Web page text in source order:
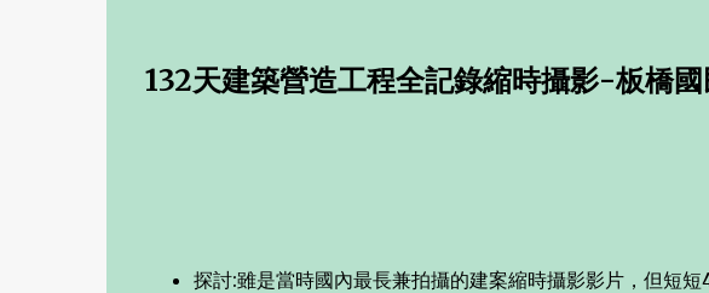
132天建築營造工程全記錄縮時攝影-板橋
探討:雖是當時國內最長兼拍攝的建案縮時攝影影片，但短